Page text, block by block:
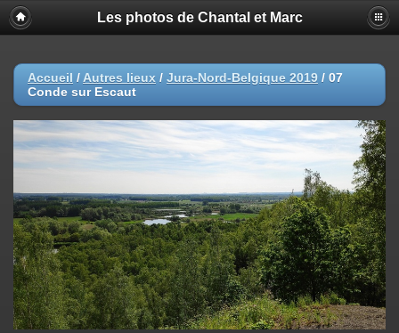
Les photos de Chantal et Marc
Accueil / Autres lieux / Jura-Nord-Belgique 2019 / 07
Conde sur Escaut